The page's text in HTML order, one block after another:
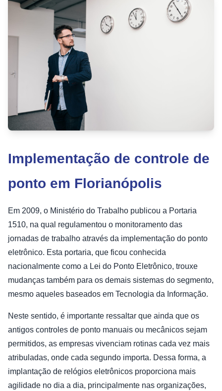
Implementação de controle de
ponto em Florianópolis
Em 2009, o Ministério do Trabalho publicou a Portaria
1510, na qual regulamentou o monitoramento das
jornadas de trabalho através da implementação do ponto
eletrônico. Esta portaria, que ficou conhecida
nacionalmente como a Lei do Ponto Eletrônico, trouxe
mudanças também para os demais sistemas do segmento,
mesmo aqueles baseados em Tecnologia da Informação.
Neste sentido, é importante ressaltar que ainda que os
antigos controles de ponto manuais ou mecânicos sejam
permitidos, as empresas vivenciam rotinas cada vez mais
atribuladas, onde cada segundo importa. Dessa forma, a
implantação de relógios eletrônicos proporciona mais
agilidade no dia a dia, principalmente nas organizações,